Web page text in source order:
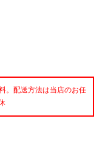
。配送方法は当店のお任